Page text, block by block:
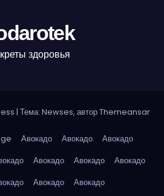
здоровья
| Тема: Newses, авторThemeansar
Авокадо Авокадо
Авокадо
Авокадо Авокадо
Авокадо
Авокадо
Авокадо